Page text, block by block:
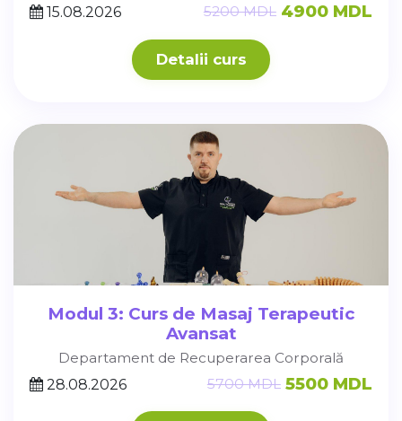
15.08.2026
5200 MDL 4900 MDL
Detalii curs
Modul 3: Curs de Masaj Terapeutic
Avansat
Departament de Recuperarea Corporală
28.08.2026
5700 MDL 5500 MDL